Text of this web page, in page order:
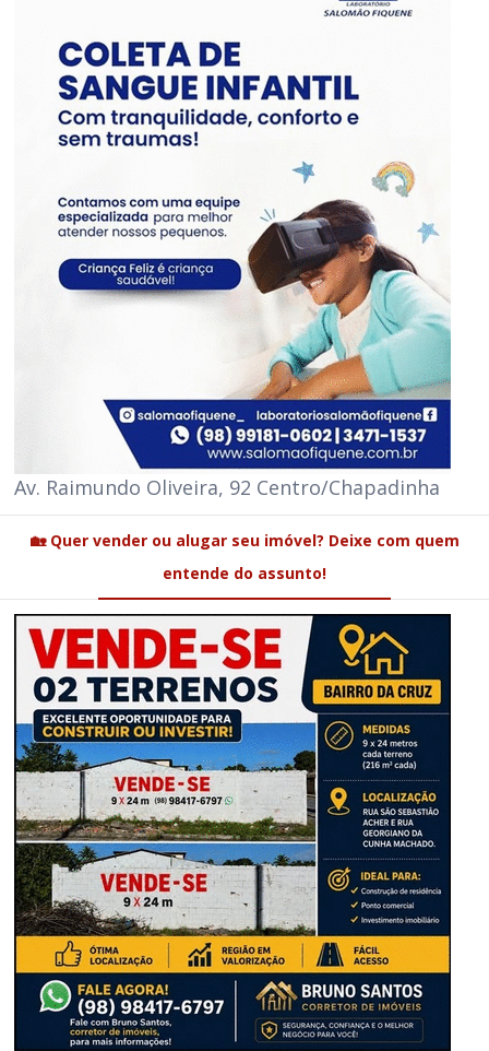
Av. Raimundo Oliveira, 92 Centro/Chapadinha
🏡 Quer vender ou alugar seu imóvel? Deixe com quem
entende do assunto!